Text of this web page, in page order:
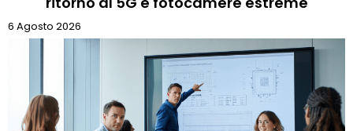
6 Agosto 2026